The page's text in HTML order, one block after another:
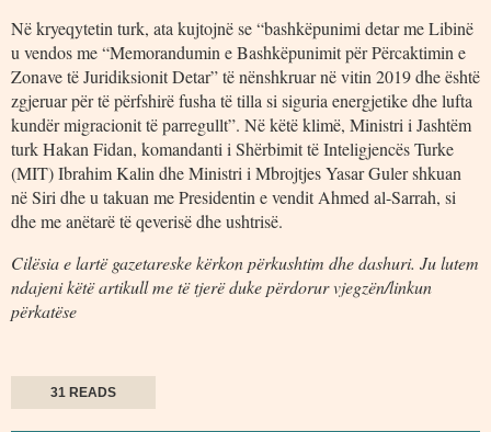
Në kryeqytetin turk, ata kujtojnë se “bashkëpunimi detar me Libinë
u vendos me “Memorandumin e Bashkëpunimit për Përcaktimin e
Zonave të Juridiksionit Detar” të nënshkruar në vitin 2019 dhe është
zgjeruar për të përfshirë fusha të tilla si siguria energjetike dhe lufta
kundër migracionit të parregullt”. Në këtë klimë, Ministri i Jashtëm
turk Hakan Fidan, komandanti i Shërbimit të Inteligjencës Turke
(MIT) Ibrahim Kalin dhe Ministri i Mbrojtjes Yasar Guler shkuan
në Siri dhe u takuan me Presidentin e vendit Ahmed al-Sarrah, si
dhe me anëtarë të qeverisë dhe ushtrisë.
Cilësia e lartë gazetareske kërkon përkushtim dhe dashuri. Ju lutem
ndajeni këtë artikull me të tjerë duke përdorur vjegzën/linkun
përkatëse
31 READS